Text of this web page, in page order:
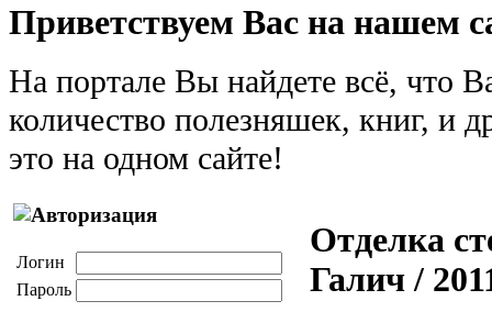
Приветствуем Вас на нашем
На портале Вы найдете всё, что
количество полезняшек, книг, и
это на одном сайте!
Логин
Пароль
Отделка
Галич /